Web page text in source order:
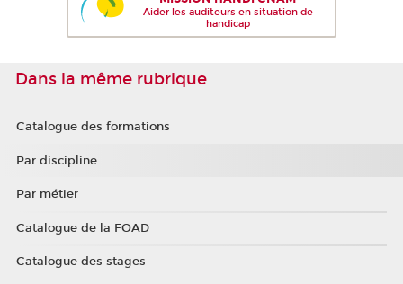
Aider les auditeurs en situation de
handicap
Dans la même rubrique
Catalogue des formations
Par discipline
Par métier
Catalogue de la FOAD
Catalogue des stages